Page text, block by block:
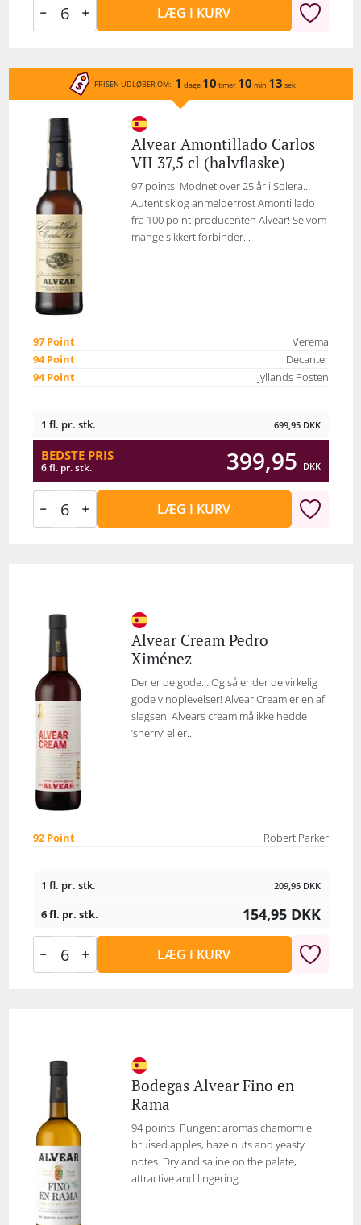
LÆG I KURV
PRISEN UDLØBER OM: 1 dage 10 timer 10 min 13 sek
Alvear Amontillado Carlos
VII 37,5 cl (halvflaske)
97 points. Modnet over 25 år i Solera…
Autentisk og anmelderrost Amontillado
fra 100 point-producenten Alvear! Selvom
mange sikkert forbinder...
97 Point
Verema
94 Point
Decanter
94 Point
Jyllands Posten
1 fl. pr. stk. 699,95 DKK
BEDSTE PRIS
6 fl. pr. stk. 399,95 DKK
LÆG I KURV
Alvear Cream Pedro
Ximénez
Der er de gode… Og så er der de virkelig
gode vinoplevelser! Alvear Cream er en af
slagsen. Alvears cream må ikke hedde
’sherry’ eller...
92 Point Robert Parker
1 fl. pr. stk. 209,95 DKK
6 fl. pr. stk. 154,95 DKK
LÆG I KURV
Bodegas Alvear Fino en
Rama
94 points. Pungent aromas chamomile,
bruised apples, hazelnuts and yeasty
notes. Dry and saline on the palate,
attractive and lingering....